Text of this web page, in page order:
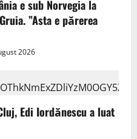
e sub Norvegia la
”Asta e părerea
2026
Edi Iordănescu a luat